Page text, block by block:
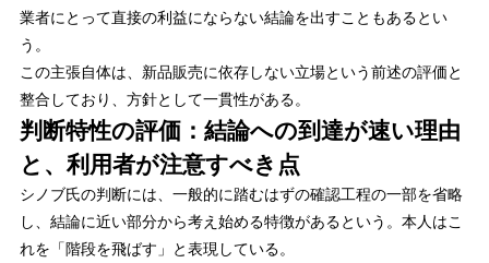
業者にとって直接の利益にならない結論を出すこともあるとい
う。
この主張自体は、新品販売に依存しない立場という前述の評価と
整合しており、方針として一貫性がある。
判断特性の評価：結論への到達が速い理由
と、利用者が注意すべき点
シノブ氏の判断には、一般的に踏むはずの確認工程の一部を省略
し、結論に近い部分から考え始める特徴があるという。本人はこ
れを「階段を飛ばす」と表現している。